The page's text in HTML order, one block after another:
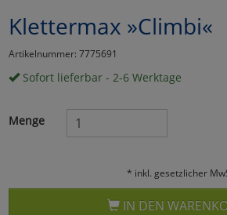
Klettermax »Climbi«
Artikelnummer: 7775691
Sofort lieferbar - 2-6 Werktage
Menge
* inkl. gesetzlicher
IN DEN
Marketing
Umfragetools
Cookies
Einstellungen
zurückzu